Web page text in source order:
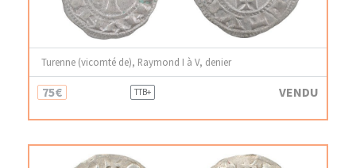
Turenne (vicomté de), Raymond I à V, denier
75€ TTB+ VENDU